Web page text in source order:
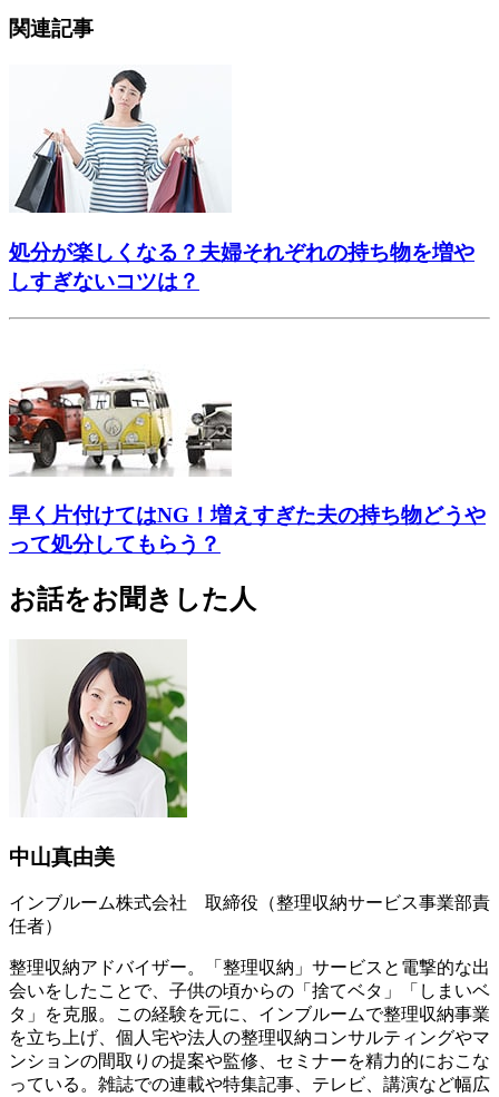
関連記事
処分が楽しくなる？夫婦それぞれの持ち物を増や
しすぎないコツは？
早く片付けてはNG！増えすぎた夫の持ち物どうや
って処分してもらう？
お話をお聞きした人
中山真由美
インブルーム株式会社 取締役（整理収納サービス事業部責
任者）
整理収納アドバイザー。「整理収納」サービスと電撃的な出
会いをしたことで、子供の頃からの「捨てベタ」「しまいベ
タ」を克服。この経験を元に、インブルームで整理収納事業
を立ち上げ、個人宅や法人の整理収納コンサルティングやマ
ンションの間取りの提案や監修、セミナーを精力的におこな
っている。雑誌での連載や特集記事、テレビ、講演など幅広